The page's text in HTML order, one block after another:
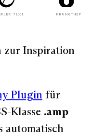
zur Inspiration
Plugin für
Klasse .amp
automatisch